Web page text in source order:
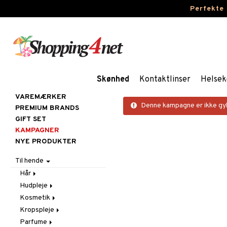
Perfekte
Skønhed Kontaktlinser
Denne kampagne er ikke
VAREMÆRKER
PREMIUM BRANDS
GIFT SET
KAMPAGNER
NYE PRODUKTER
Til hende
Hår
Accessoires
Balsam
Børster / Kæmmer
Elektroniske produkter
Hudpleje
Ansigtscremer
Fedtet hud
Følsom hud
Ansigtspleje
Ansigtsvand
Brun uden sol
Kosmetik
Gift Set
Hud
Kropspleje
Badprodukter
Parfume